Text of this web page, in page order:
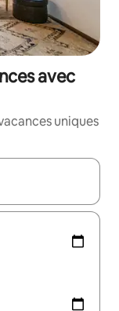
avec
uniques
flèches vers le